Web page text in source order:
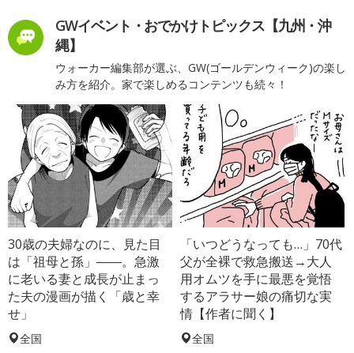
GWイベント・おでかけトピックス【九州・沖
縄】
ウォーカー編集部が選ぶ、GW(ゴールデンウィーク)の楽し
み方を紹介。家で楽しめるコンテンツも続々！
30歳の夫婦なのに、見た目
は「祖母と孫」――。急激
に老いる妻と成長が止まっ
た夫の漫画が描く「歳と幸
せ」
全国
「いつどうなっても…」70代
父が全裸で救急搬送→大人
用オムツを手に最悪を覚悟
するアラサー娘の痛切な実
情【作者に聞く】
全国